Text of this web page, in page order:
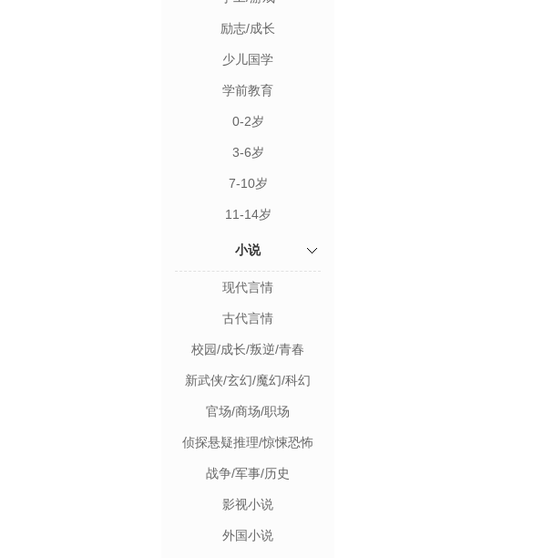
励志/成长
少儿国学
学前教育
0-2岁
3-6岁
7-10岁
11-14岁
小说
现代言情
古代言情
校园/成长/叛逆/青春
新武侠/玄幻/魔幻/科幻
官场/商场/职场
侦探悬疑推理/惊悚恐怖
战争/军事/历史
影视小说
外国小说